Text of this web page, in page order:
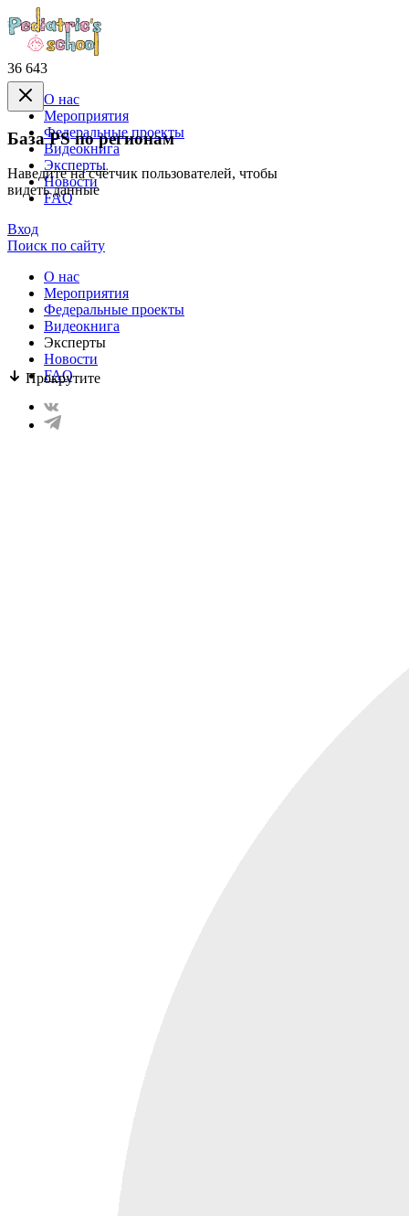
36 643
База PS по регионам
Наведите на счётчик пользователей, чтобы
видеть данные
Прокрутите
О нас
Mероприятия
Федеральные проекты
Видеокнига
Эксперты
Новости
FAQ
Вход
Поиск по сайту
О нас
Mероприятия
Федеральные проекты
Видеокнига
Эксперты
Новости
FAQ